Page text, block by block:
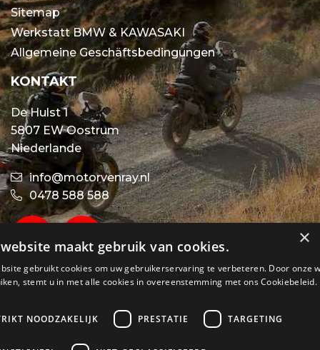
Sitemap
Werkstatt BMW & KAWASAKI
Allgemeine Geschäftsbedingungen
KONTAKT
De Hulst 1
5807 EW Oostrum
Niederlande
info@motorvenray.nl
0478 588 588
×
maakt gebruik van cookies.
gebruikt cookies om uw gebruikerservaring te verbeteren. Door onze
stemt u in met alle cookies in overeenstemming met ons Cookiebeleid.
NOODZAKELIJK PRESTATIE TARGETING